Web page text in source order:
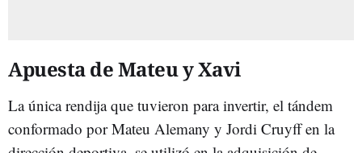
Apuesta de Mateu y Xavi
La única rendija que tuvieron para invertir, el tándem
conformado por Mateu Alemany y Jordi Cruyff en la